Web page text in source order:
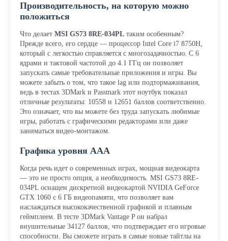
Производительность, на которую можно
положиться
Что делает MSI GS73 8RE-034PLтаким особенным?
Прежде всего, его сердце — процессор Intel Core i7 8750H,
который с легкостью справляется с многозадачностью. С 6
ядрами и тактовой частотой до 4.1 ГГц он позволяет
запускать самые требовательные приложения и игры. Вы
можете забыть о том, что такое lag или подтормаживания,
ведь в тестах 3DMark и Passmark этот ноутбук показал
отличные результаты: 10558 и 12651 баллов соответственно.
Это означает, что вы можете без труда запускать любимые
игры, работать с графическими редакторами или даже
заниматься видео-монтажом.
Графика уровня AAA
Когда речь идет о современных играх, мощная видеокарта
— это не просто опция, а необходимость. MSI GS73 8RE-
034PL оснащен дискретной видеокартой NVIDIA GeForce
GTX 1060 с 6 ГБ видеопамяти, что позволяет вам
наслаждаться высококачественной графикой и плавным
геймплеем. В тесте 3DMark Vantage P он набрал
внушительные 34127 баллов, что подтверждает его игровые
способности. Вы сможете играть в самые новые тайтлы на